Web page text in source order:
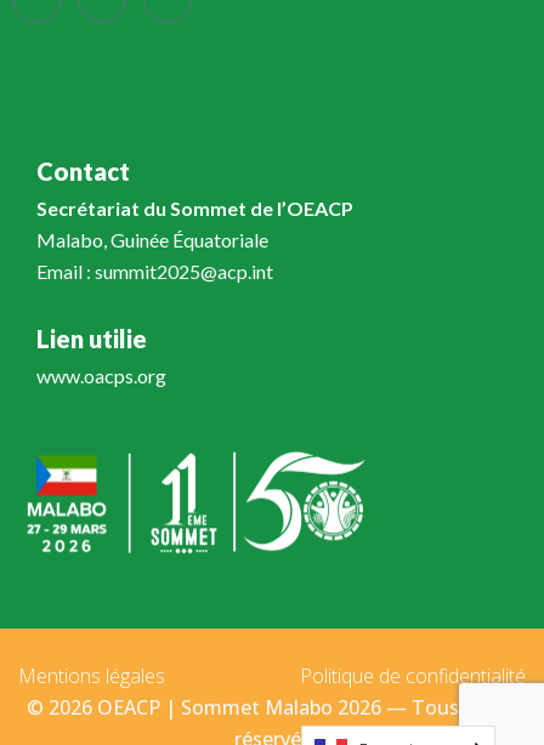
Contact
Secrétariat du Sommet de l’OEACP
Malabo, Guinée Équatoriale
Email : summit2025@acp.int
Lien utilie
www.oacps.org
Mentions légales
Politique de confidentialité
© 2026 OEACP | Sommet Malabo 2026 — Tous droits
réservés